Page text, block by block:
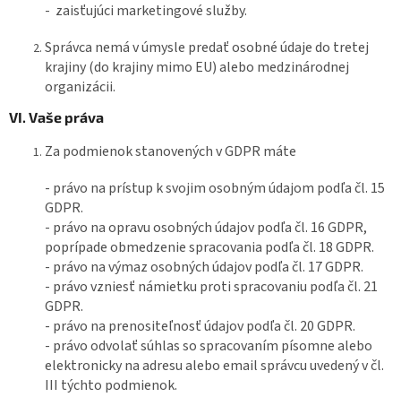
- zaisťujúci marketingové služby.
Správca nemá v úmysle predať osobné údaje do tretej
krajiny (do krajiny mimo EU) alebo medzinárodnej
organizácii.
VI. Vaše práva
Za podmienok stanovených v GDPR máte
- právo na prístup k svojim osobným údajom podľa čl. 15
GDPR.
- právo na opravu osobných údajov podľa čl. 16 GDPR,
poprípade obmedzenie spracovania podľa čl. 18 GDPR.
- právo na výmaz osobných údajov podľa čl. 17 GDPR.
- právo vzniesť námietku proti spracovaniu podľa čl. 21
GDPR.
- právo na prenositeľnosť údajov podľa čl. 20 GDPR.
- právo odvolať súhlas so spracovaním písomne alebo
elektronicky na adresu alebo email správcu uvedený v čl.
III týchto podmienok.